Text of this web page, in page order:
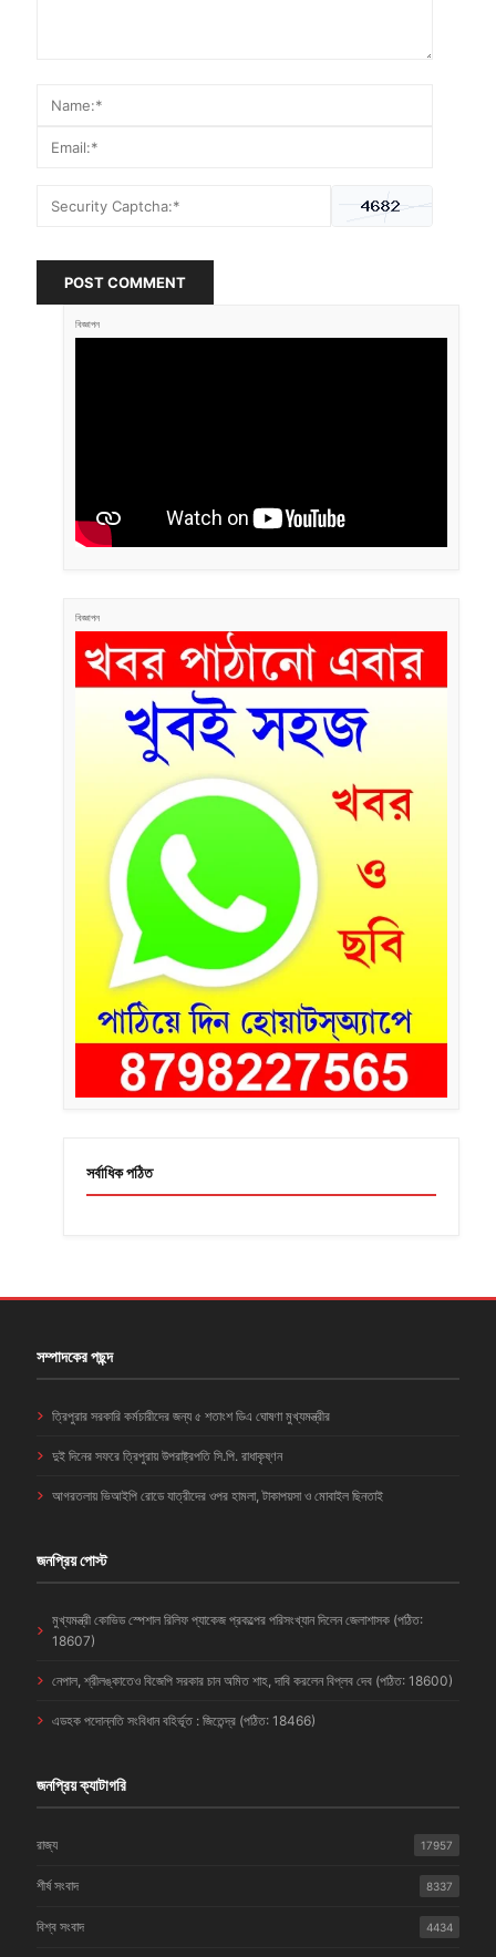
POST COMMENT
বিজ্ঞাপন
বিজ্ঞাপন
সর্বাধিক পঠিত
সম্পাদকের পছন্দ
ত্রিপুরার সরকারি কর্মচারীদের জন্য ৫ শতাংশ ডিএ ঘোষণা মুখ্যমন্ত্রীর
দুই দিনের সফরে ত্রিপুরায় উপরাষ্ট্রপতি সি.পি. রাধাকৃষ্ণন
আগরতলায় ভিআইপি রোডে যাত্রীদের ওপর হামলা, টাকাপয়সা ও মোবাইল ছিনতাই
জনপ্রিয় পোস্ট
মুখ্যমন্ত্রী কোভিড স্পেশাল রিলিফ প্যাকেজ প্রকল্পের পরিসংখ্যান দিলেন জেলাশাসক (পঠিত:
18607)
নেপাল, শ্রীলঙ্কাতেও বিজেপি সরকার চান অমিত শাহ, দাবি করলেন বিপ্লব দেব (পঠিত: 18600)
এডহক পদোন্নতি সংবিধান বহির্ভূত : জিতেন্দ্র (পঠিত: 18466)
জনপ্রিয় ক্যাটাগরি
রাজ্য 17957
শীর্ষ সংবাদ 8337
বিশ্ব সংবাদ 4434